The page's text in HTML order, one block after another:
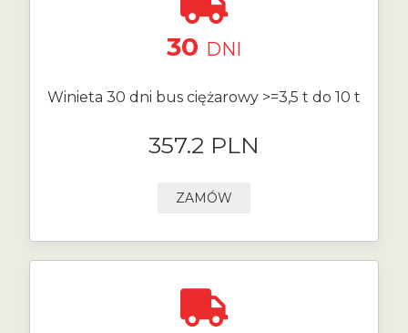
30 DNI
Winieta 30 dni bus ciężarowy >=3,5 t do 10 t
357.2 PLN
ZAMÓW